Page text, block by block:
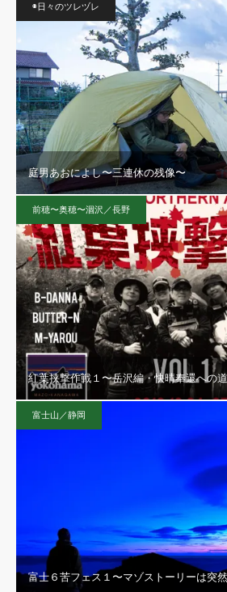
◉日々のツレヅレ
庭男あおによし〜三連休の残像〜
前穂〜奥穂〜涸沢／長野
紅葉挟撃作戦１〜岳沢編・快晴奉還への
富士山／静岡
富士６苦フェス１〜マゾストーリーは突